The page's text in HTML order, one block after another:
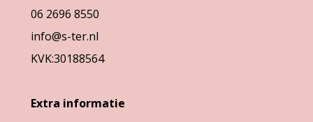
06 2696 8550
info@s-ter.nl
KVK:30188564
Extra informatie